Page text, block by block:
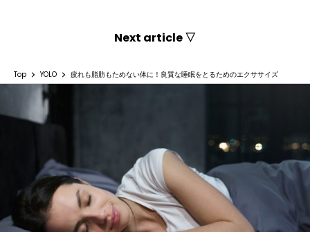
Next article ▽
Top YOLO 疲れも脂肪もためない体に！良質な睡眠をとるためのエクササイズ